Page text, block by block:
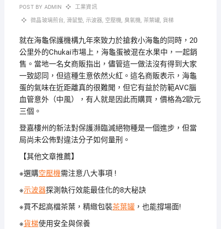
POST BY ADMIN 工業資訊
微晶玻璃煎台, 滑鼠墊, 示波器, 空壓機, 臭氧機, 茶葉罐, 貨梯
就在海龜保護機構九年來致力於搶救小海龜的同時，20
公里外的Chukai市場上，海龜蛋被混在水果中，一起銷
售。 當地一名女商販指出，儘管這一做法沒有得到大家
一致認同，但這種生意依然火紅。 這名商販表示，海龜
蛋的氣味在近距離真的很難聞，但它有益於防範AVC腦
血管意外（中風），有人就是因此而購買，價格為2歐元
三個。
登嘉樓州的新法對保護瀕臨滅絕物種是一個進步，但當
局尚未公佈對違法分子如何量刑。
【其他文章推薦】
※選購空壓機需注意八大事項 !
※示波器探測執行效能最佳化的8大秘訣
※買不起高檔茶葉，精緻包裝茶葉罐，也能撐場面!
※貨梯使用安全與保養